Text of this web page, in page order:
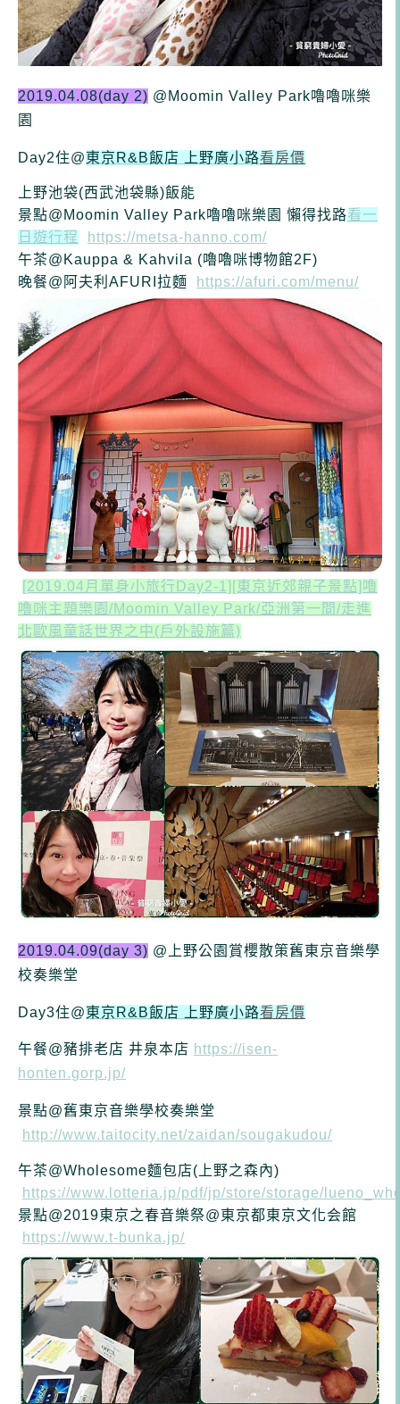
2019.04.08(day 2) @Moomin Valley Park嚕嚕咪樂
園
Day2住@東京R&B飯店 上野廣小路看房價
上野池袋(西武池袋縣)飯能
景點@ Moomin Valley Park嚕嚕咪樂園 懶得找路看一
日遊行程
https://metsa-hanno.com/
午茶@Kauppa & Kahvila (嚕嚕咪博物館2F)
晚餐@阿夫利AFURI拉麵
https://afuri.com/menu/
[2019.04月單身小旅行Day2-1][東京近郊親子景點]嚕
嚕咪主題樂園/Moomin Valley Park/亞洲第一間/走進
北歐風童話世界之中(戶外設施篇)
2019.04.09(day 3) @上野公園賞櫻散策舊東京音樂學
校奏樂堂
Day3住@東京R&B飯店 上野廣小路看房價
午餐@豬排老店 井泉本店 https://isen-
honten.gorp.jp/
景點@舊東京音樂學校奏樂堂
http://www.taitocity.net/zaidan/sougakudou/
午茶@Wholesome麵包店(上野之森內)
https://www.lotteria.jp/pdf/jp/store/storage/
景點@2019東京之春音樂祭@東京都東京文化会館
https://www.t-bunka.jp/